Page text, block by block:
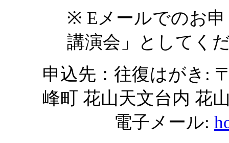
※ Eメールでのお
講演会」としてく
申込先：往復はがき:
峰町 花山天文台内 花
電子メール: